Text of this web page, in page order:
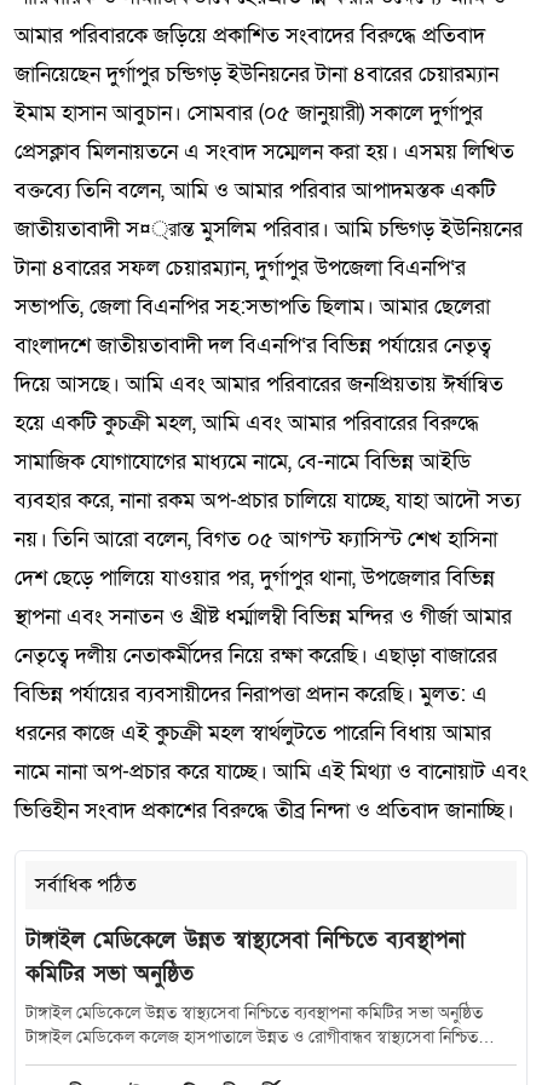
আমার পরিবারকে জড়িয়ে প্রকাশিত সংবাদের বিরুদ্ধে প্রতিবাদ
জানিয়েছেন দুর্গাপুর চন্ডিগড় ইউনিয়নের টানা ৪বারের চেয়ারম্যান
ইমাম হাসান আবুচান। সোমবার (০৫ জানুয়ারী) সকালে দুর্গাপুর
প্রেসক্লাব মিলনায়তনে এ সংবাদ সম্মেলন করা হয়। এসময় লিখিত
বক্তব্যে তিনি বলেন, আমি ও আমার পরিবার আপাদমস্তক একটি
জাতীয়তাবাদী স¤্রান্ত মুসলিম পরিবার। আমি চন্ডিগড় ইউনিয়নের
টানা ৪বারের সফল চেয়ারম্যান, দুর্গাপুর উপজেলা বিএনপি‘র
সভাপতি, জেলা বিএনপির সহ:সভাপতি ছিলাম। আমার ছেলেরা
বাংলাদশে জাতীয়তাবাদী দল বিএনপি‘র বিভিন্ন পর্যায়ের নেতৃত্ব
দিয়ে আসছে। আমি এবং আমার পরিবারের জনপ্রিয়তায় ঈর্ষান্বিত
হয়ে একটি কুচক্রী মহল, আমি এবং আমার পরিবারের বিরুদ্ধে
সামাজিক যোগাযোগের মাধ্যমে নামে, বে-নামে বিভিন্ন আইডি
ব্যবহার করে, নানা রকম অপ-প্রচার চালিয়ে যাচ্ছে, যাহা আদৌ সত্য
নয়। তিনি আরো বলেন, বিগত ০৫ আগস্ট ফ্যাসিস্ট শেখ হাসিনা
দেশ ছেড়ে পালিয়ে যাওয়ার পর, দুর্গাপুর থানা, উপজেলার বিভিন্ন
স্থাপনা এবং সনাতন ও খ্রীষ্ট ধর্ম্মালম্বী বিভিন্ন মন্দির ও গীর্জা আমার
নেতৃত্বে দলীয় নেতাকর্মীদের নিয়ে রক্ষা করেছি। এছাড়া বাজারের
বিভিন্ন পর্যায়ের ব্যবসায়ীদের নিরাপত্তা প্রদান করেছি। মুলত: এ
ধরনের কাজে এই কুচক্রী মহল স্বার্থলুটতে পারেনি বিধায় আমার
নামে নানা অপ-প্রচার করে যাচ্ছে। আমি এই মিথ্যা ও বানোয়াট এবং
ভিত্তিহীন সংবাদ প্রকাশের বিরুদ্ধে তীব্র নিন্দা ও প্রতিবাদ জানাচ্ছি।
সর্বাধিক পঠিত
টাঙ্গাইল মেডিকেলে উন্নত স্বাস্থ্যসেবা নিশ্চিতে ব্যবস্থাপনা
কমিটির সভা অনুষ্ঠিত
টাঙ্গাইল মেডিকেলে উন্নত স্বাস্থ্যসেবা নিশ্চিতে ব্যবস্থাপনা কমিটির সভা অনুষ্ঠিত
টাঙ্গাইল মেডিকেল কলেজ হাসপাতালে উন্নত ও রোগীবান্ধব স্বাস্থ্যসেবা নিশ্চিত
করতে হাসপাতাল ব্যবস্থাপনা কমিটির সমন্বয় সভা অনুষ্ঠিত হয়েছে। শুক্রবার (১০